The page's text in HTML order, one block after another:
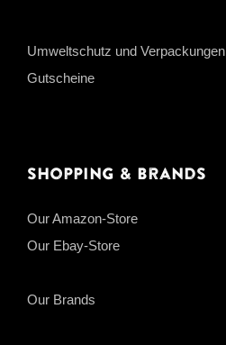
Umweltschutz und Verpackungen
Gutscheine
Shopping & Brands
Our Amazon-Store
Our Ebay-Store
Our Brands